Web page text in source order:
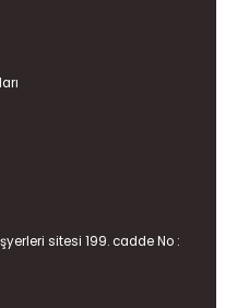
sitesi 199. cadde No :